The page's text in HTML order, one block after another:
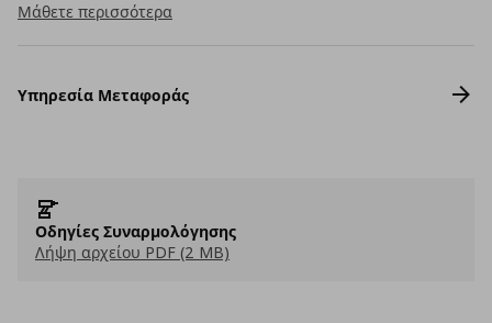
Μάθετε περισσότερα
Υπηρεσία Μεταφοράς
Οδηγίες Συναρμολόγησης
Λήψη αρχείου PDF (2 MB)